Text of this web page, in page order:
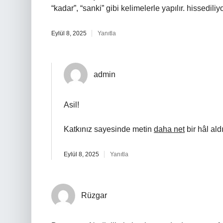
“kadar”, “sanki” gibi kelimelerle yapılır.
Eylül 8, 2025 Yanıtla
admin
Asil!
Katkınız sayesinde metin daha netbir hâl
Eylül 8, 2025 Yanıtla
Rüzgar